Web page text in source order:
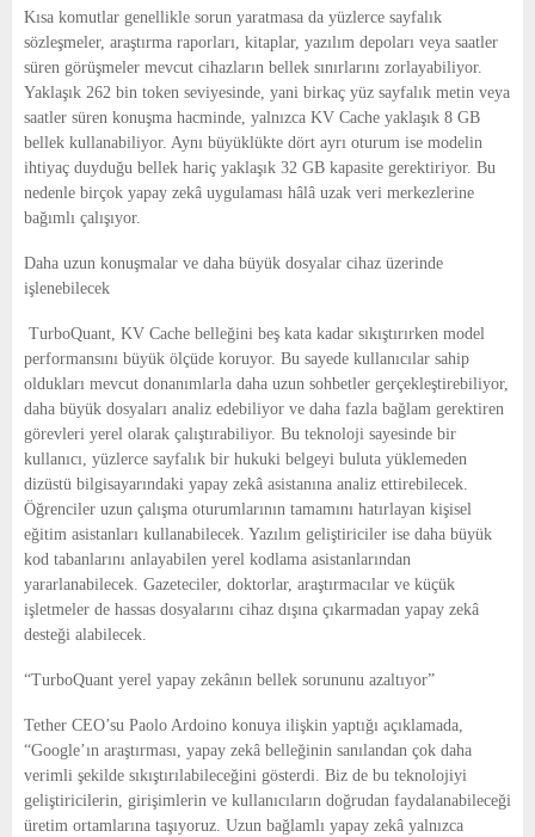
Kısa komutlar genellikle sorun yaratmasa da yüzlerce sayfalık
sözleşmeler, araştırma raporları, kitaplar, yazılım depoları veya saatler
süren görüşmeler mevcut cihazların bellek sınırlarını zorlayabiliyor.
Yaklaşık 262 bin token seviyesinde, yani birkaç yüz sayfalık metin veya
saatler süren konuşma hacminde, yalnızca KV Cache yaklaşık 8 GB
bellek kullanabiliyor. Aynı büyüklükte dört ayrı oturum ise modelin
ihtiyaç duyduğu bellek hariç yaklaşık 32 GB kapasite gerektiriyor. Bu
nedenle birçok yapay zekâ uygulaması hâlâ uzak veri merkezlerine
bağımlı çalışıyor.
Daha uzun konuşmalar ve daha büyük dosyalar cihaz üzerinde
işlenebilecek
TurboQuant, KV Cache belleğini beş kata kadar sıkıştırırken model
performansını büyük ölçüde koruyor. Bu sayede kullanıcılar sahip
oldukları mevcut donanımlarla daha uzun sohbetler gerçekleştirebiliyor,
daha büyük dosyaları analiz edebiliyor ve daha fazla bağlam gerektiren
görevleri yerel olarak çalıştırabiliyor. Bu teknoloji sayesinde bir
kullanıcı, yüzlerce sayfalık bir hukuki belgeyi buluta yüklemeden
dizüstü bilgisayarındaki yapay zekâ asistanına analiz ettirebilecek.
Öğrenciler uzun çalışma oturumlarının tamamını hatırlayan kişisel
eğitim asistanları kullanabilecek. Yazılım geliştiriciler ise daha büyük
kod tabanlarını anlayabilen yerel kodlama asistanlarından
yararlanabilecek. Gazeteciler, doktorlar, araştırmacılar ve küçük
işletmeler de hassas dosyalarını cihaz dışına çıkarmadan yapay zekâ
desteği alabilecek.
“TurboQuant yerel yapay zekânın bellek sorununu azaltıyor”
Tether CEO’su Paolo Ardoino konuya ilişkin yaptığı açıklamada,
“Google’ın araştırması, yapay zekâ belleğinin sanılandan çok daha
verimli şekilde sıkıştırılabileceğini gösterdi. Biz de bu teknolojiyi
geliştiricilerin, girişimlerin ve kullanıcıların doğrudan faydalanabileceği
üretim ortamlarına taşıyoruz. Uzun bağlamlı yapay zekâ yalnızca